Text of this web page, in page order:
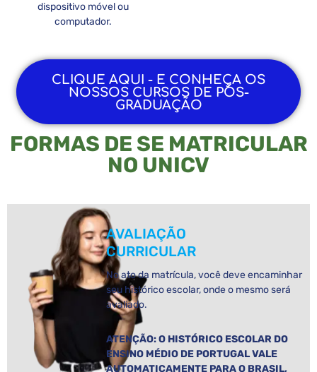
dispositivo móvel ou
computador.
CLIQUE AQUI - E CONHEÇA OS
NOSSOS CURSOS DE PÓS-
GRADUAÇÃO
FORMAS DE SE MATRICULAR
NO UNICV
AVALIAÇÃO
CURRICULAR
No ato da matrícula, você deve encaminhar
seu histórico escolar, onde o mesmo será
avaliado.
ATENÇÃO: O HISTÓRICO ESCOLAR DO
ENSINO MÉDIO DE PORTUGAL VALE
AUTOMATICAMENTE PARA O BRASIL,